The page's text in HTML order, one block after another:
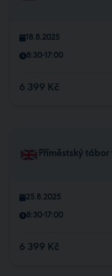
18.8.2025
8:30-17:00
6 399 Kč
Příměstský
25.8.2025
8:30-17:00
6 399 Kč